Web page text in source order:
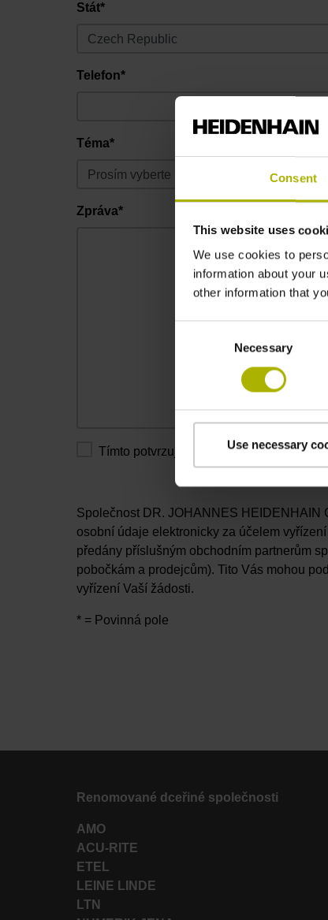
Consent
This website uses
We use cookies to
information about your
other information that
Necessary
Use necessary
Stát*
Telefon*
Téma*
Zpráva*
Tímto potvrzuji přečtení ustanovení o
Společnost DR. JOHANNES HEIDENHAIN
osobní údaje elektronicky za účelem
předány příslušným obchodním partnerům
pobočkám a prodejcům). Tito Vás mohou
vyřízení Vaší žádosti.
* = Povinná pole
Renomované dceřiné společnosti
AMO
ACU-RITE
ETEL
LEINE LINDE
LTN